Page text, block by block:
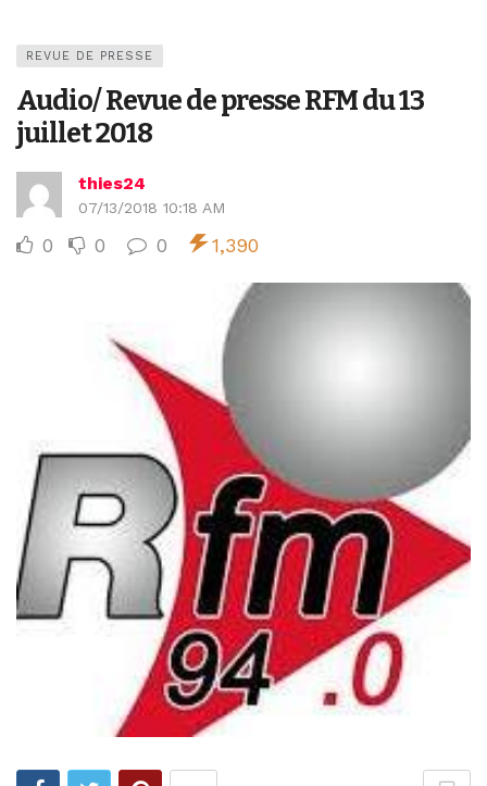
REVUE DE PRESSE
Audio/ Revue de presse RFM du 13
juillet 2018
thies24
07/13/2018 10:18 AM
0 0 0 1,390